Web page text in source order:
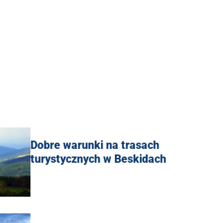
Dobre warunki na trasach
turystycznych w Beskidach